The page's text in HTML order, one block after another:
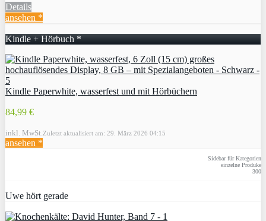
Details
ansehen *
Kindle + Hörbuch *
Kindle Paperwhite, wasserfest und mit Hörbüchern
84,99 €
inkl. MwSt. Zuletzt aktualisiert am: 29. März 2026 04:15
ansehen *
Sidebar für Kategorien
einzelne Produke
300
Uwe hört gerade